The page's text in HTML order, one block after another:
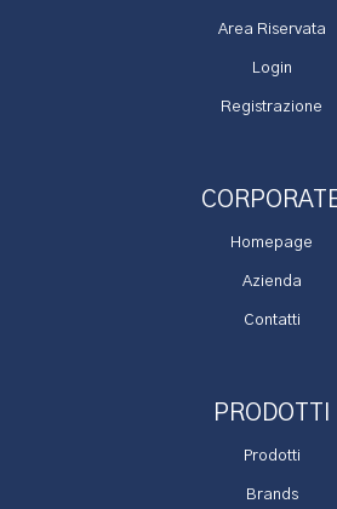
Area Riservata
Login
Registrazione
Homepage
Azienda
Contatti
PRODOTTI
Prodotti
Brands